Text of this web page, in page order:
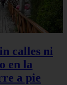
calles ni
en la
a pie